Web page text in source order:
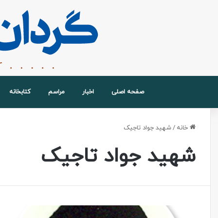
صفحه اصلی اخبار مراسم کتابخانه
خانه /شهید جواد تاجیک
شهید جواد تاجیک